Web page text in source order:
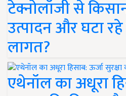
टेक्नोलॉजी से
उत्पादन और घटा
लागत?
एथेनॉल का अधूरा